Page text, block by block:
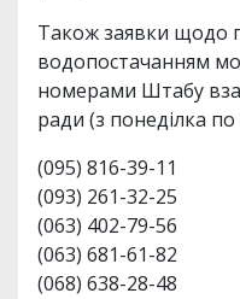
Також заявки щодо
водопостачанням
номерами Штабу
ради (з понеділка
(095) 816-39-11
(093) 261-32-25
(063) 402-79-56
(063) 681-61-82
(068) 638-28-48